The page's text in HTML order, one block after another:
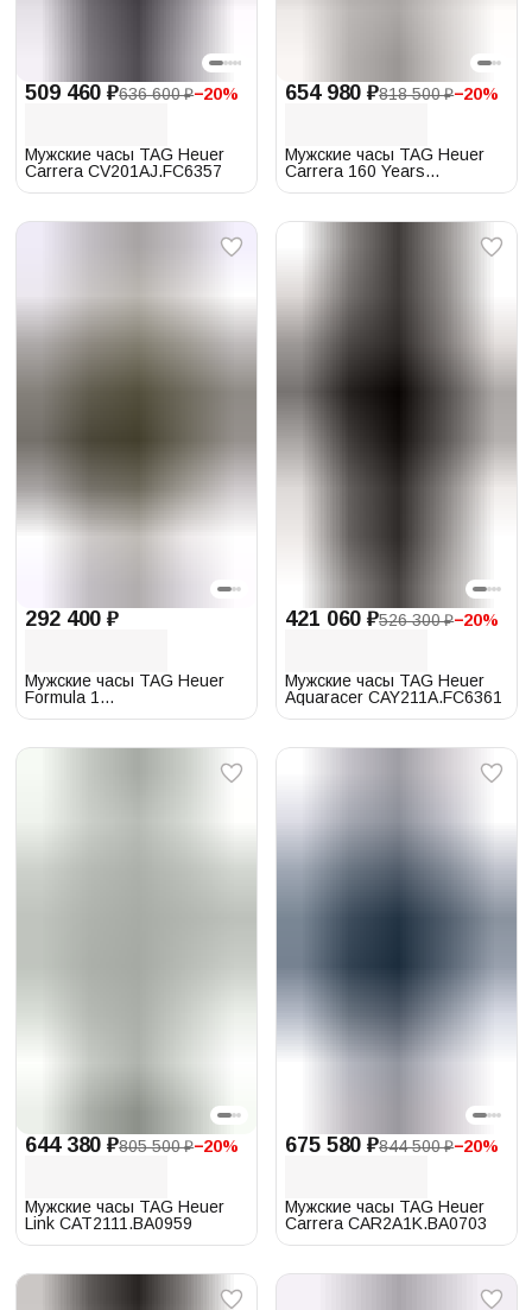
509 460 ₽636 600 ₽−20%
Мужские часы TAG Heuer
Carrera CV201AJ.FC6357
654 980 ₽818 500 ₽−20%
Мужские часы TAG Heuer
Carrera 160 Years
292 400 ₽
Мужские часы TAG Heuer
Formula 1
421 060 ₽526 300 ₽−20%
Мужские часы TAG Heuer
Aquaracer CAY211A.FC6361
644 380 ₽805 500 ₽−20%
Мужские часы TAG Heuer
Link CAT2111.BA0959
675 580 ₽844 500 ₽−20%
Мужские часы TAG Heuer
Carrera CAR2A1K.BA0703